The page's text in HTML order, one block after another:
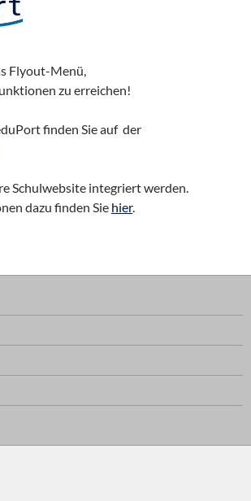
Flyout-Menü,
zu erreichen!
finden Sie auf der
Schulwebsite integriert werden.
dazu finden Sie hier.